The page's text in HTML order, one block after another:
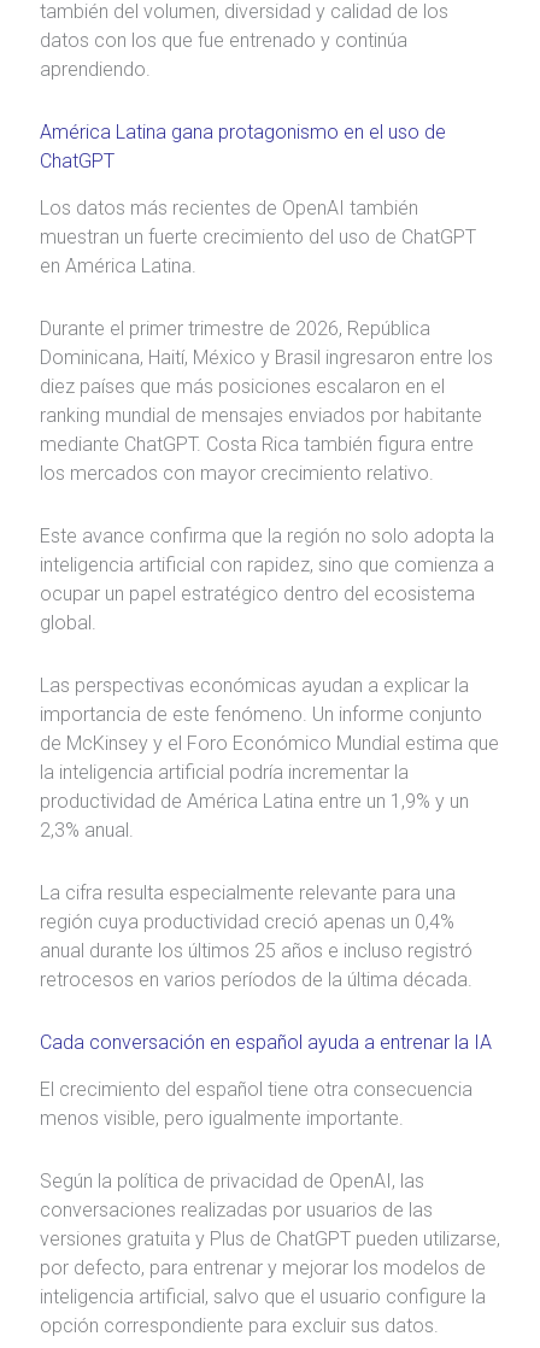
también del volumen, diversidad y calidad de los
datos con los que fue entrenado y continúa
aprendiendo.
América Latina gana protagonismo en el uso de
ChatGPT
Los datos más recientes de OpenAI también
muestran un fuerte crecimiento del uso de ChatGPT
en América Latina.
Durante el primer trimestre de 2026, República
Dominicana, Haití, México y Brasil ingresaron entre los
diez países que más posiciones escalaron en el
ranking mundial de mensajes enviados por habitante
mediante ChatGPT. Costa Rica también figura entre
los mercados con mayor crecimiento relativo.
Este avance confirma que la región no solo adopta la
inteligencia artificial con rapidez, sino que comienza a
ocupar un papel estratégico dentro del ecosistema
global.
Las perspectivas económicas ayudan a explicar la
importancia de este fenómeno. Un informe conjunto
de McKinsey y el Foro Económico Mundial estima que
la inteligencia artificial podría incrementar la
productividad de América Latina entre un 1,9% y un
2,3% anual.
La cifra resulta especialmente relevante para una
región cuya productividad creció apenas un 0,4%
anual durante los últimos 25 años e incluso registró
retrocesos en varios períodos de la última década.
Cada conversación en español ayuda a entrenar la IA
El crecimiento del español tiene otra consecuencia
menos visible, pero igualmente importante.
Según la política de privacidad de OpenAI, las
conversaciones realizadas por usuarios de las
versiones gratuita y Plus de ChatGPT pueden utilizarse,
por defecto, para entrenar y mejorar los modelos de
inteligencia artificial, salvo que el usuario configure la
opción correspondiente para excluir sus datos.